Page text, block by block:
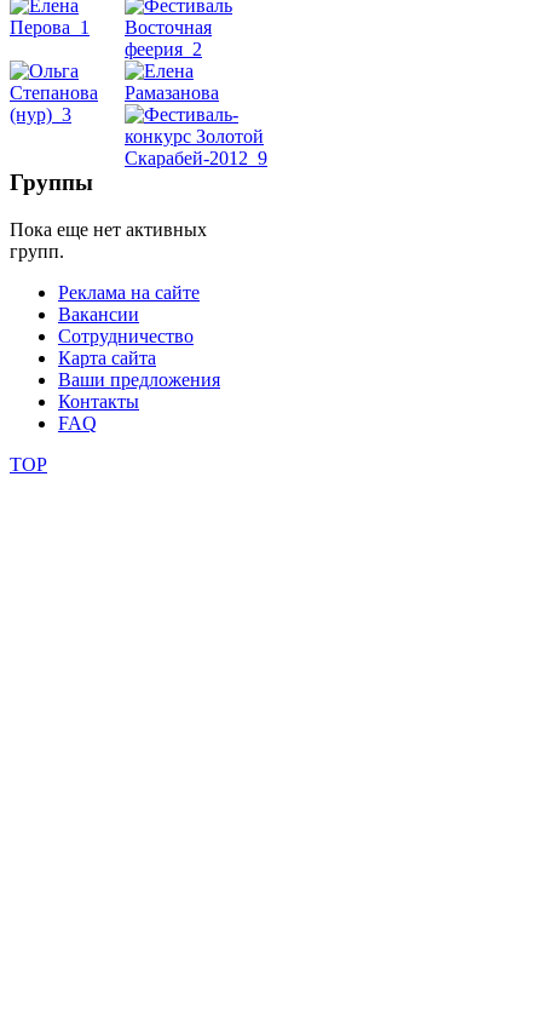
фестивали
Группы
Пока еще нет активных
групп.
Реклама на сайте
Вакансии
Сотрудничество
Карта сайта
Ваши предложения
Контакты
FAQ
TOP